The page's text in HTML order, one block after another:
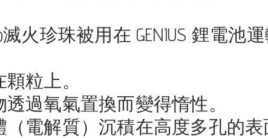
滅火珍珠被用在 GENIUS 鋰電
粒上。
過氧氣置換而變得惰性。
電解質）沉積在高度多孔的表